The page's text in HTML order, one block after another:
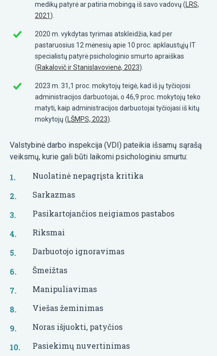
medikų patyrė ar patiria mobingą iš savo vadovų ( LRS,
2021 ).
2020 m. vykdytas tyrimas atskleidžia, kad per
pastaruosius 12 mėnesių apie 10 proc. apklaustųjų IT
specialistų patyrė psichologinio smurto apraiškas
(Rakalovič ir Stanislavovienė, 2023).
2023 m. 31,1 proc. mokytojų teigė, kad iš jų tyčiojosi
administracijos darbuotojai, o 46,9 proc. mokytojų teko
matyti, kaip administracijos darbuotojai tyčiojasi iš kitų
mokytojų ( LŠMPS, 2023).
Valstybinė darbo inspekcija (VDI) pateikia išsamų sąrašą
veiksmų, kurie gali būti laikomi psichologiniu smurtu:
Nuolatinė nepagrįsta kritika
Sarkazmas
Pasikartojančios neigiamos pastabos
Riksmai
Darbuotojo ignoravimas
Šmeižtas
Manipuliavimas
Viešas žeminimas
Noras išjuokti, patyčios
Pasiekimų nuvertinimas